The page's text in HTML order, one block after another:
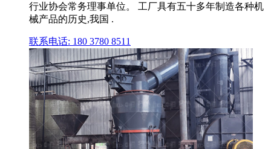
行业协会常务理事单位。 工厂具有五十多年制造各种机
械产品的历史,我国 .
联系电话: 180 3780 8511